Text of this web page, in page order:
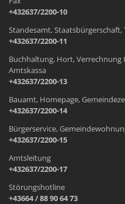
+432637/2200-10
Standesamt, Staatsbürgerschaft,
+432637/2200-11
Buchhaltung, Hort, Verrechnung
Amtskassa
+432637/2200-13
Bauamt, Homepage,
+432637/2200-14
Bürgerservice,
+432637/2200-15
Amtsleitung
+432637/2200-17
Störungshotline
+43664 / 88 90 64 73